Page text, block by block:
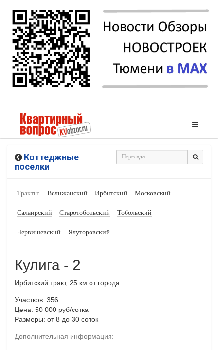
Коттеджные
поселки
Тракты: Велижанский Ирбитский Московский
Салаирский Старотобольский Тобольский
Червишевский Ялуторовский
Кулига - 2
Ирбитский тракт, 25 км от города.
Участков: 356
Цена: 50 000 руб/сотка
Размеры: от 8 до 30 соток
Дополнительная информация: